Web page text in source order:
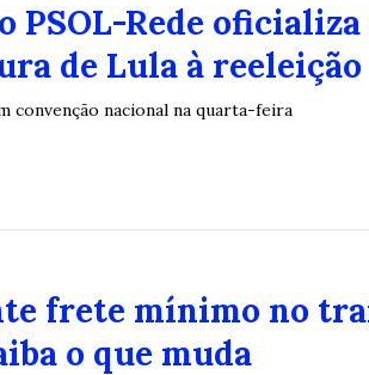
PSOL-Rede
de Lula à reeleição
convenção nacional na quarta-feira
frete mínimo no
o que muda